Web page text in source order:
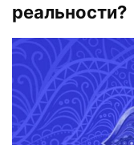
реальности?